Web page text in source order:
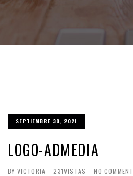
SEPTIEMBRE 30, 2021
LOGO-ADMEDIA
BY VICTORIA - 231VISTAS - NO COMMENT